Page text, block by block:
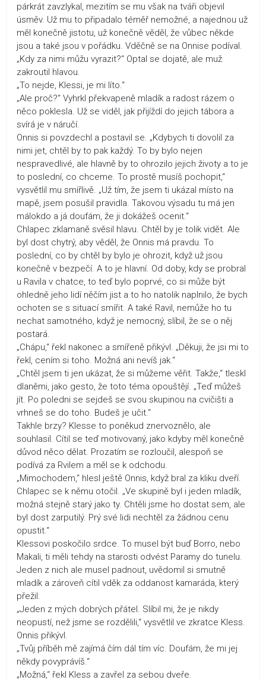
párkrát zavzlykal, mezitím se mu však na tváři objevil
úsměv. Už mu to připadalo téměř nemožné, a najednou už
měl konečně jistotu, už konečně věděl, že vůbec někde
jsou a také jsou v pořádku. Vděčně se na Onnise podíval.
„Kdy za nimi můžu vyrazit?“ Optal se dojatě, ale muž
zakroutil hlavou.
„To nejde, Klessi, je mi líto.“
„Ale proč?“ Vyhrkl překvapeně mladík a radost rázem o
něco poklesla. Už se viděl, jak přijíždí do jejich tábora a
svírá je v náručí.
Onnis si povzdechl a postavil se. „Kdybych ti dovolil za
nimi jet, chtěl by to pak každý. To by bylo nejen
nespravedlivé, ale hlavně by to ohrozilo jejich životy a to je
to poslední, co chceme. To prostě musíš pochopit,“
vysvětlil mu smířlivě. „Už tím, že jsem ti ukázal místo na
mapě, jsem posušil pravidla. Takovou výsadu tu má jen
málokdo a já doufám, že ji dokážeš ocenit.“
Chlapec zklamaně svěsil hlavu. Chtěl by je tolik vidět. Ale
byl dost chytrý, aby věděl, že Onnis má pravdu. To
poslední, co by chtěl by bylo je ohrozit, když už jsou
konečně v bezpečí. A to je hlavní. Od doby, kdy se probral
u Ravila v chatce, to teď bylo poprvé, co si může být
ohledně jeho lidí něčím jist a to ho natolik naplnilo, že bych
ochoten se s situací smířit. A také Ravil, nemůže ho tu
nechat samotného, když je nemocný, slíbil, že se o něj
postará.
„Chápu,“ řekl nakonec a smířeně přikývl. „Děkuji, že jsi mi to
řekl, cením si toho. Možná ani nevíš jak.“
„Chtěl jsem ti jen ukázat, že si můžeme věřit. Takže,“ tleskl
dlaněmi, jako gesto, že toto téma opouštějí. „Teď můžeš
jít. Po poledni se sejdeš se svou skupinou na cvičišti a
vrhneš se do toho. Budeš je učit.“
Takhle brzy? Klesse to poněkud znervoznělo, ale
souhlasil. Cítil se teď motivovaný, jako kdyby měl konečně
důvod něco dělat. Prozatím se rozloučil, alespoň se
podívá za Rvilem a měl se k odchodu.
„Mimochodem,“ hlesl ještě Onnis, když bral za kliku dveří.
Chlapec se k němu otočil. „Ve skupině byl i jeden mladík,
možná stejně starý jako ty. Chtěli jsme ho dostat sem, ale
byl dost zarputilý. Prý své lidi nechtěl za žádnou cenu
opustit.“
Klessovi poskočilo srdce. To musel být buď Borro, nebo
Makali, ti měli tehdy na starosti odvést Paramy do tunelu.
Jeden z nich ale musel padnout, uvědomil si smutně
mladík a zároveň cítil vděk za oddanost kamaráda, který
přežil.
„Jeden z mých dobrých přátel. Slíbil mi, že je nikdy
neopustí, než jsme se rozdělili,“ vysvětlil ve zkratce Kless.
Onnis přikývl.
„Tvůj příběh mě zajímá čím dál tím víc. Doufám, že mi jej
někdy povyprávíš.“
„Možná,“ řekl Kless a zavřel za sebou dveře.